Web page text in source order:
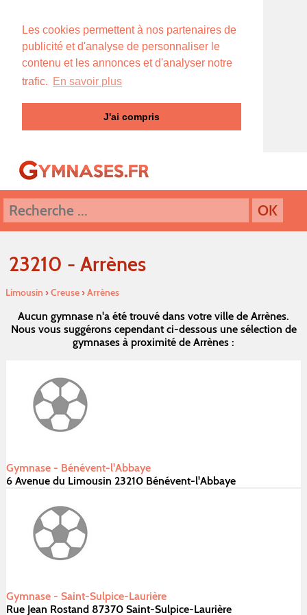
Les cookies permettent à nos partenaires de
publicité et d'analyse de personnaliser le
contenu et les annonces et d'analyser notre
trafic. En savoir plus
J'ai compris
23210 - Arrènes
Limousin ›Creuse›Arrènes
Aucun gymnase n'a été trouvé dans votre ville de Arrènes.
Nous vous suggérons cependant ci-dessous une sélection de
gymnases à proximité de Arrènes :
Gymnase - Bénévent-l'Abbaye
6 Avenue du Limousin 23210 Bénévent-l'Abbaye
Gymnase - Saint-Sulpice-Laurière
Rue Jean Rostand 87370 Saint-Sulpice-Laurière